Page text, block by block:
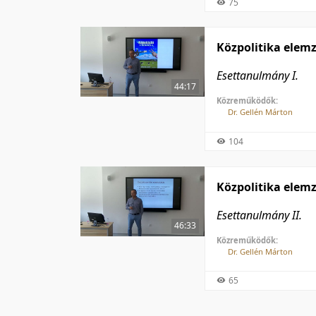
44:17
Közpolitika
Esettanulmány I.
Közreműködők:
Dr. Gellén Márton
104
46:33
Közpolitika
Esettanulmány II.
Közreműködők:
Dr. Gellén Márton
65